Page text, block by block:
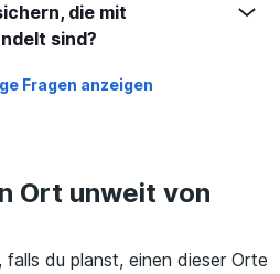
die mit
sind?
Fragen anzeigen
Ort unweit von
du planst, einen dieser Orte